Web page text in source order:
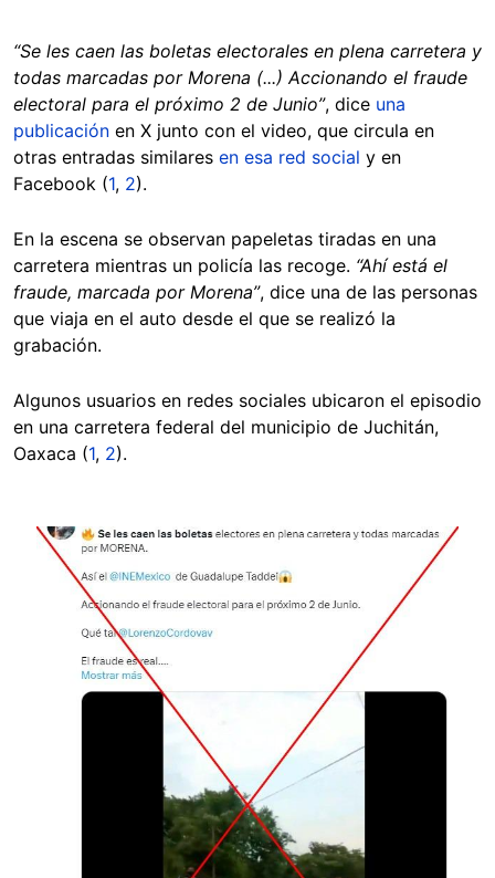
“Se les caen las boletas electorales en plena carretera y
todas marcadas por Morena (...) Accionando el fraude
electoral para el próximo 2 de Junio”, dice una
publicación en X junto con el video, que circula en
otras entradas similares en esa red social y en
Facebook (1, 2).
En la escena se observan papeletas tiradas en una
carretera mientras un policía las recoge. “Ahí está el
fraude, marcada por Morena”, dice una de las personas
que viaja en el auto desde el que se realizó la
grabación.
Algunos usuarios en redes sociales ubicaron el episodio
en una carretera federal del municipio de Juchitán,
Oaxaca (1, 2).
Image